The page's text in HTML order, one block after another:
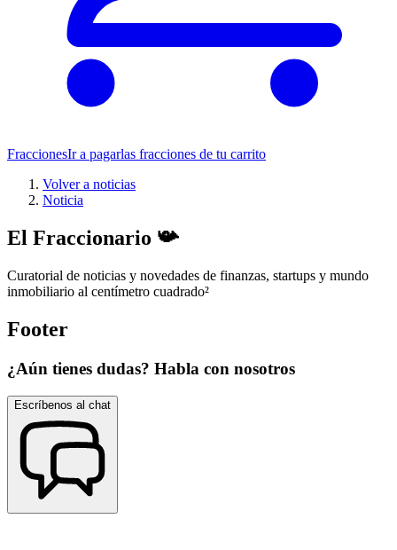
FraccionesIr a pagarlas fracciones de tu carrito
Volver a noticias
Noticia
El Fraccionario 📯
Curatorial de noticias y novedades de finanzas, startups y mundo
inmobiliario al centímetro cuadrado²
Footer
¿Aún tienes dudas? Habla con nosotros
Escríbenos al chat